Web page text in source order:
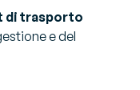
di trasporto
e del